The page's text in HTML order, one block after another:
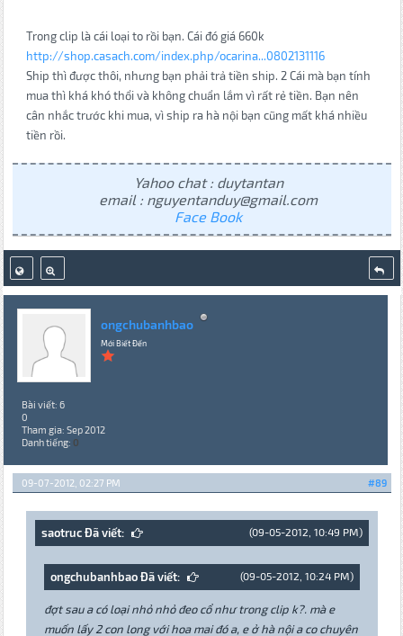
Trong clip là cái loại to rồi bạn. Cái đó giá 660k
http://shop.casach.com/index.php/ocarina...0802131116
Ship thì được thôi, nhưng bạn phải trả tiền ship. 2 Cái mà bạn tính
mua thì khá khó thổi và không chuẩn lắm vì rất rẻ tiền. Bạn nên
cân nhắc trước khi mua, vì ship ra hà nội bạn cũng mất khá nhiều
tiền rồi.
Yahoo chat : duytantan
email : nguyentanduy@gmail.com
Face Book
ongchubanhbao
Mới Biết Đến
Bài viết: 6
0
Tham gia: Sep 2012
Danh tiếng: 0
#89
09-07-2012, 02:27 PM
(09-05-2012, 10:49 PM)
saotruc Đã viết:
(09-05-2012, 10:24 PM)
ongchubanhbao Đã viết:
đợt sau a có loại nhỏ nhỏ đeo cổ như trong clip k?. mà e
muốn lấy 2 con long với hoa mai đó a, e ở hà nội a co chuyên